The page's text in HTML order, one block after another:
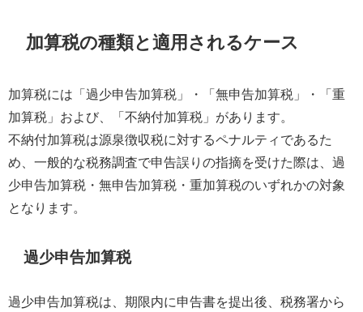
加算税の種類と適用されるケース
加算税には「過少申告加算税」・「無申告加算税」・「重
加算税」および、「不納付加算税」があります。
不納付加算税は源泉徴収税に対するペナルティであるた
め、一般的な税務調査で申告誤りの指摘を受けた際は、過
少申告加算税・無申告加算税・重加算税のいずれかの対象
となります。
過少申告加算税
過少申告加算税は、期限内に申告書を提出後、税務署から